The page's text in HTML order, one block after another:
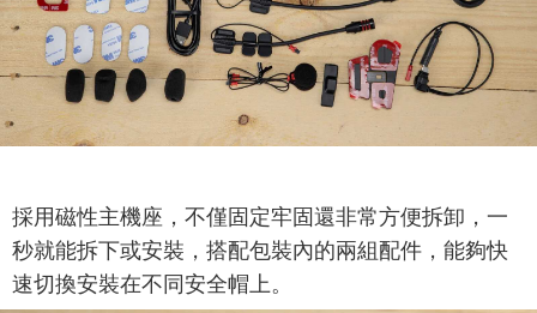
採用磁性主機座，不僅固定牢固還非常方便拆卸，一
秒就能拆下或安裝，搭配包裝內的兩組配件，能夠快
速切換安裝在不同安全帽上。